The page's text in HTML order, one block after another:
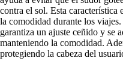
contra el sol. Esta
la comodidad durante los
garantiza un ajuste ceñido y se
manteniendo la comodidad.
protegiendo la cabeza del